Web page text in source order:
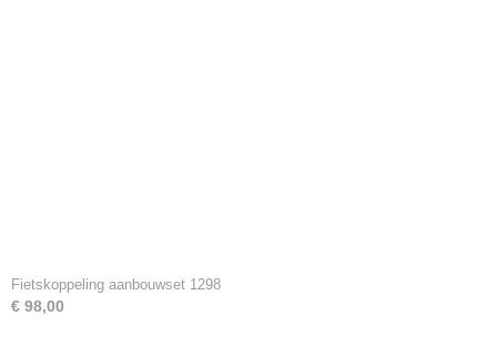
Fietskoppeling aanbouwset 1298
€ 98,00